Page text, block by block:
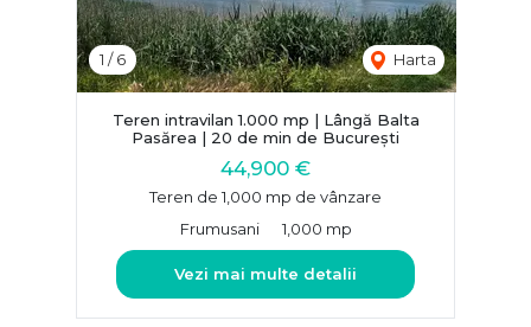
1 /6 Harta
Teren intravilan 1.000 mp | Lângă Balta
Pasărea | 20 de min de București
44,900 €
Teren de 1,000 mp de vânzare
Frumusani
1,000 mp
Vezi mai multe detalii